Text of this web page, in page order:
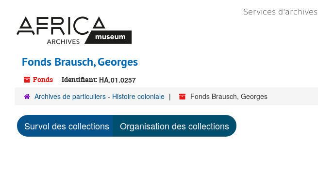
contenu
principal
Services d'archives
Fonds Brausch, Georges
Fonds Identifiant: HA.01.0257
Archives de particuliers - Histoire coloniale Fonds Brausch, Georges
Survol des collections Organisation des collections